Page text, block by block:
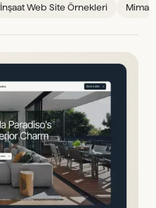
İnşaat Web Site Örnekleri